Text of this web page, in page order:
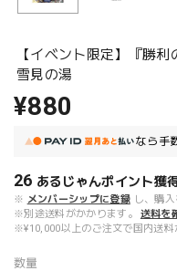
【イベント限定】『勝
雪見の湯
¥880
なら 手
26 あるじゃんポイント獲
※ メンバーシップに登録 し、購
※別途送料がかかります。
送料を
※¥10,000以上のご注文で国内送料
数量